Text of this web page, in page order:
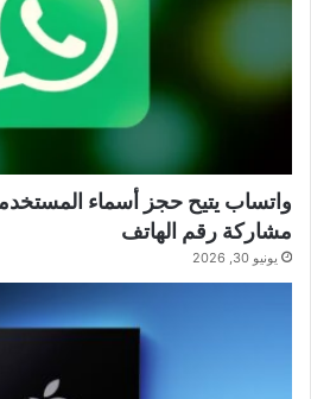
واتساب يتيح حجز أسماء
مشاركة رقم الهاتف
يونيو 30, 2026